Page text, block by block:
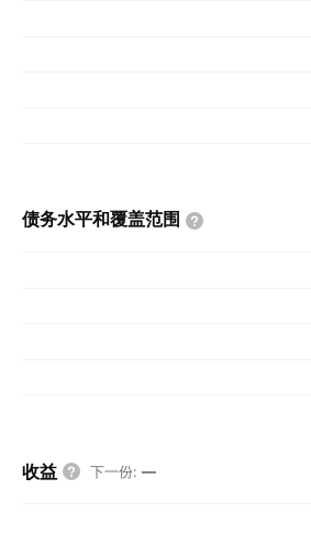
债务水平和覆盖范围
收益 下一份: —